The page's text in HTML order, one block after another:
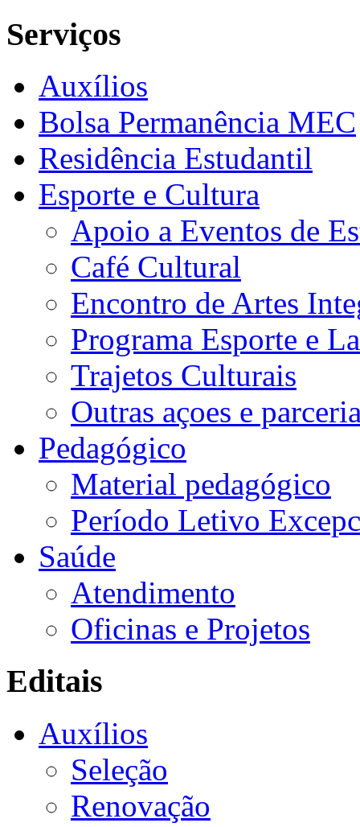
Serviços
Auxílios
Bolsa Permanência MEC
Residência Estudantil
Esporte e Cultura
Apoio a Eventos de
Café Cultural
Encontro de Artes
Programa Esporte e
Trajetos Culturais
Outras açoes e
Pedagógico
Material pedagógico
Período Letivo
Saúde
Atendimento
Oficinas e Projetos
Editais
Auxílios
Seleção
Renovação